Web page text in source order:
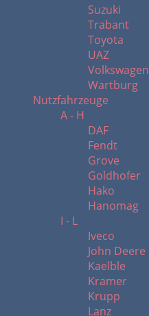
Suzuki
Trabant
Toyota
UAZ
Volkswagen
Wartburg
Nutzfahrzeuge
A - H
DAF
Fendt
Grove
Goldhofer
Hako
Hanomag
I - L
Iveco
John Deere
Kaelble
Kramer
Krupp
Lanz